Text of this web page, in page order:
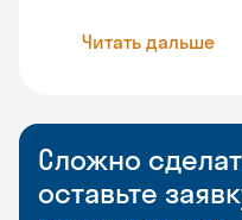
Читать дальше
Сложно
оставьте